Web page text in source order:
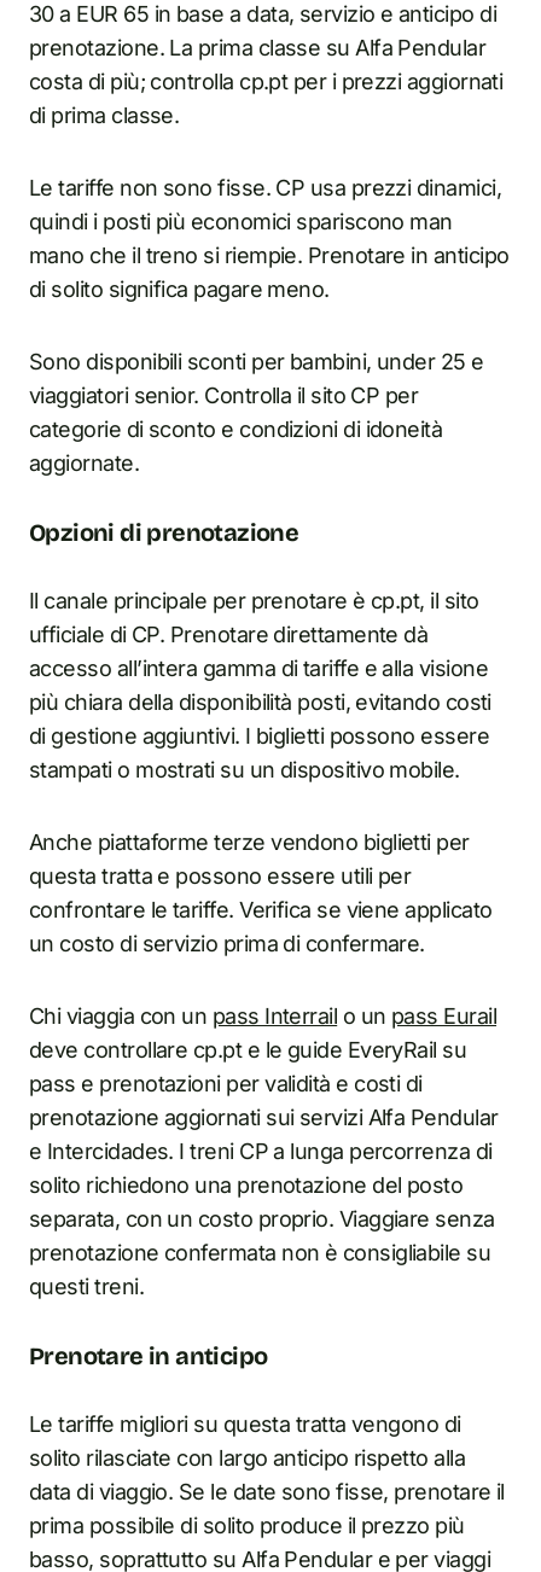
30 a EUR 65 in base a data, servizio e anticipo di
prenotazione. La prima classe su Alfa Pendular
costa di più; controlla cp.pt per i prezzi aggiornati
di prima classe.
Le tariffe non sono fisse. CP usa prezzi dinamici,
quindi i posti più economici spariscono man
mano che il treno si riempie. Prenotare in anticipo
di solito significa pagare meno.
Sono disponibili sconti per bambini, under 25 e
viaggiatori senior. Controlla il sito CP per
categorie di sconto e condizioni di idoneità
aggiornate.
Opzioni di prenotazione
Il canale principale per prenotare è cp.pt, il sito
ufficiale di CP. Prenotare direttamente dà
accesso all’intera gamma di tariffe e alla visione
più chiara della disponibilità posti, evitando costi
di gestione aggiuntivi. I biglietti possono essere
stampati o mostrati su un dispositivo mobile.
Anche piattaforme terze vendono biglietti per
questa tratta e possono essere utili per
confrontare le tariffe. Verifica se viene applicato
un costo di servizio prima di confermare.
Chi viaggia con un pass Interrail o un pass Eurail
deve controllare cp.pt e le guide EveryRail su
pass e prenotazioni per validità e costi di
prenotazione aggiornati sui servizi Alfa Pendular
e Intercidades. I treni CP a lunga percorrenza di
solito richiedono una prenotazione del posto
separata, con un costo proprio. Viaggiare senza
prenotazione confermata non è consigliabile su
questi treni.
Prenotare in anticipo
Le tariffe migliori su questa tratta vengono di
solito rilasciate con largo anticipo rispetto alla
data di viaggio. Se le date sono fisse, prenotare il
prima possibile di solito produce il prezzo più
basso, soprattutto su Alfa Pendular e per viaggi